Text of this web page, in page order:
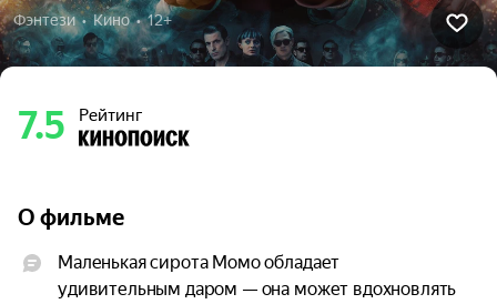
Фэнтези  •  Кино  •  12+
7.5 Рейтинг
О фильме
Маленькая сирота Момо обладает
удивительным даром — она может вдохновлять